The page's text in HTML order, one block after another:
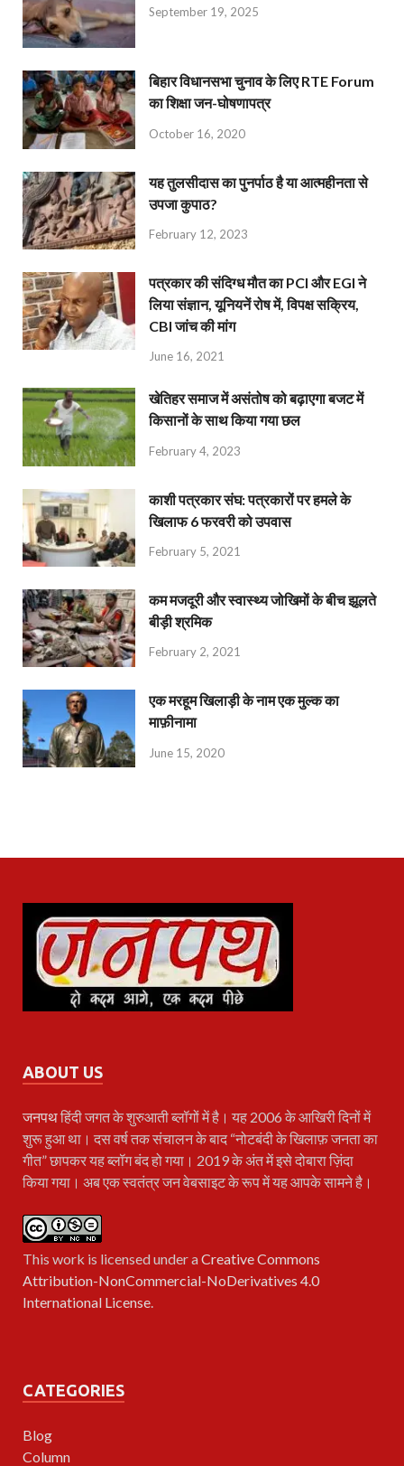
September 19, 2025
बिहार विधानसभा चुनाव के लिए RTE Forum
का शिक्षा जन-घोषणापत्र
October 16, 2020
यह तुलसीदास का पुनर्पाठ है या आत्महीनता से
उपजा कुपाठ?
February 12, 2023
पत्रकार की संदिग्ध मौत का PCI और EGI ने
लिया संज्ञान, यूनियनें रोष में, विपक्ष सक्रिय,
CBI जांच की मांग
June 16, 2021
खेतिहर समाज में असंतोष को बढ़ाएगा बजट में
किसानों के साथ किया गया छल
February 4, 2023
काशी पत्रकार संघ: पत्रकारों पर हमले के
खिलाफ 6 फरवरी को उपवास
February 5, 2021
कम मजदूरी और स्वास्थ्य जोखिमों के बीच झूलते
बीड़ी श्रमिक
February 2, 2021
एक मरहूम खिलाड़ी के नाम एक मुल्क का
माफ़ीनामा
June 15, 2020
ABOUT US
जनपथहिंदी जगत के शुरुआती ब्लॉगों में है। यह 2006 के आखिरी दिनों में
शुरू हुआ था। दस वर्ष तक संचालन के बाद “नोटबंदी के खिलाफ़ जनता का
गीत” छापकर यह ब्लॉग बंद हो गया। 2019 के अंत में इसे दोबारा ज़िंदा
किया गया। अब एक स्वतंत्र जन वेबसाइट के रूप में यह आपके सामने है।
This work is licensed under aCreative Commons
Attribution-NonCommercial-NoDerivatives 4.0
International License.
CATEGORIES
Blog
Column